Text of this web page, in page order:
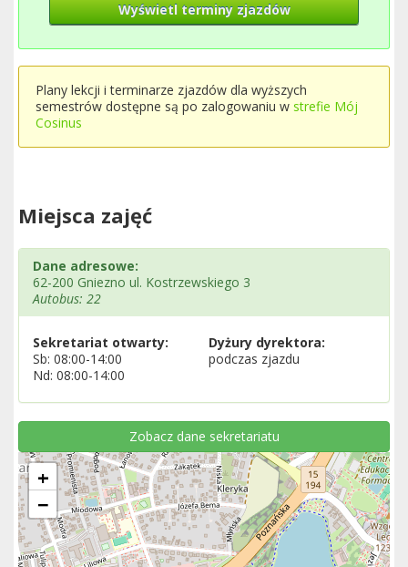
Wyświetl terminy zjazdów
Plany lekcji i terminarze zjazdów dla wyższych
semestrów dostępne są po zalogowaniu w strefie Mój
Cosinus
Miejsca zajęć
Dane adresowe:
62-200 Gniezno ul. Kostrzewskiego 3
Autobus: 22
Sekretariat otwarty:
Sb: 08:00-14:00
Nd: 08:00-14:00
Dyżury dyrektora:
podczas zjazdu
Zobacz dane sekretariatu
+
−